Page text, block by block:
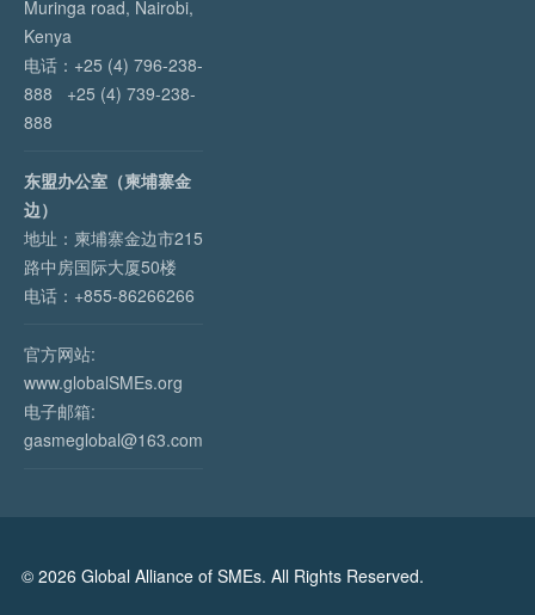
Muringa road, Nairobi,
Kenya
电话：+25 (4) 796-238-
888 +25 (4) 739-238-
888
东盟办公室（柬埔寨金
边）
地址：柬埔寨金边市215
路中房国际大厦50楼
电话：+855-86266266
官方网站:
www.globalSMEs.org
电子邮箱:
gasmeglobal@163.com
© 2026 Global Alliance of SMEs. All Rights Reserved.